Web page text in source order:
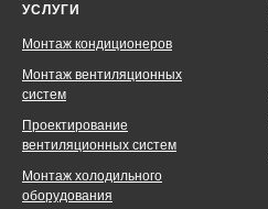
УСЛУГИ
Монтаж кондиционеров
Монтаж вентиляционных
систем
Проектирование
вентиляционных систем
Монтаж холодильного
оборудования